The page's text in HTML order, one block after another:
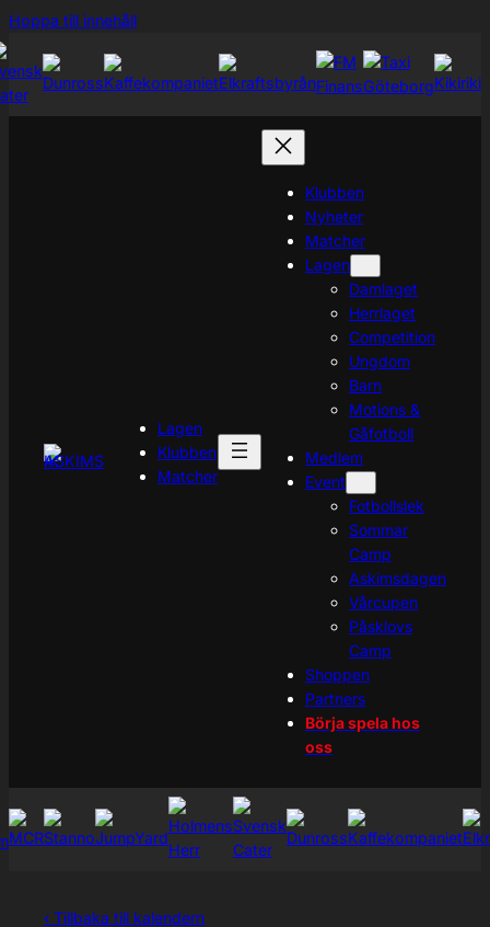
Hoppa till innehållHoppa
Lagen
Klubben
Matcher
Klubben
Nyheter
Matcher
Lagen
Damlaget
Herrlaget
Competition
Ungdom
Barn
Motions &
Gåfotboll
Medlem
Event
Fotbollslek
Sommar
Camp
Askimsdagen
Vårcupen
Påsklovs
Camp
Shoppen
Partners
Börja spela hos
oss
‹ Tillbaka till kalendern